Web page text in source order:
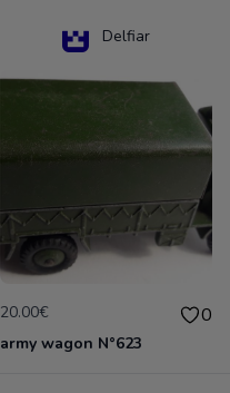
Delfiar
20.00€ 0
army wagon N°623